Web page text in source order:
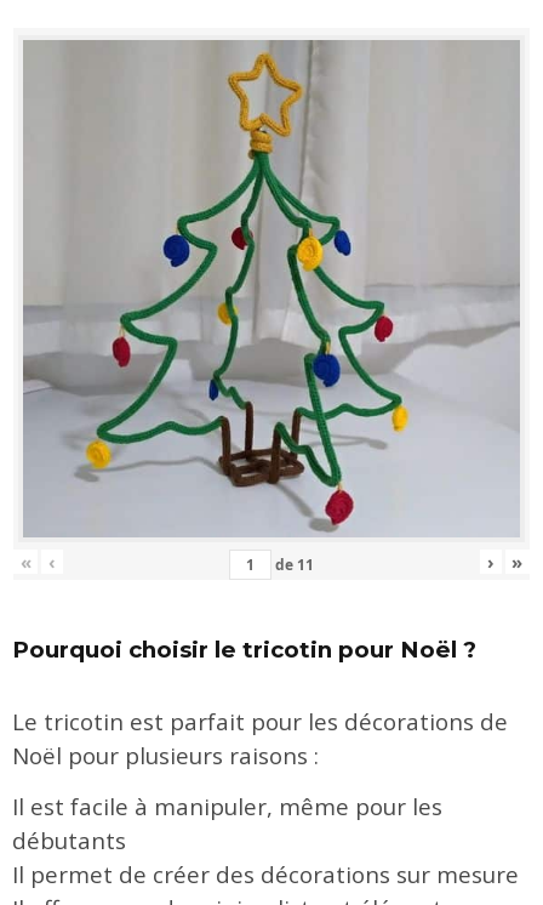
« ‹ de 11 › »
Pourquoi choisir le tricotin pour Noël ?
Le tricotin est parfait pour les décorations de
Noël pour plusieurs raisons :
Il est facile à manipuler, même pour les
débutants
Il permet de créer des décorations sur mesure